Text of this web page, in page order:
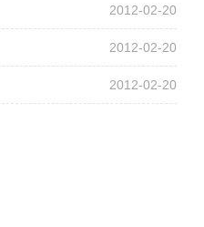
2012-02-20
2012-02-20
2012-02-20